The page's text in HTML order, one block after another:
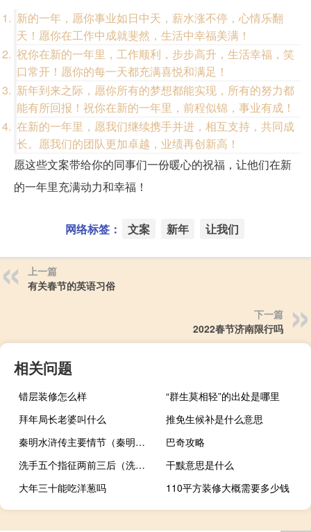
新的一年，愿你事业如日中天，薪水涨不停，心情乐翻
天！愿你在工作中成就斐然，生活中幸福美满！
祝你在新的一年里，工作顺利，步步高升，生活幸福，笑
口常开！愿你的每一天都充满喜悦和满足！
新年到来之际，愿你所有的梦想都能实现，所有的努力都
能有所回报！祝你在新的一年里，前程似锦，事业有成！
在新的一年里，愿我们继续携手并进，相互支持，共同成
长。愿我们的团队更加卓越，业绩再创新高！
愿这些文案带给你的同事们一份暖心的祝福，让他们在新
的一年里充满动力和幸福！
网络标签： 文案 新年 让我们
上一篇
有关春节的英语习俗
下一篇
2022春节济南限行吗
相关问题
错层装修怎么样
“群生莫相轻”的出处是哪里
拜年局长老婆叫什么
推免生候补是什么意思
秦明水浒传主要情节（秦明水浒传）
巴奇攻略
洗手五个指征两前三后（洗手指征两前三后）
干黩意思是什么
大年三十能吃洋葱吗
110平方装修大概需要多少钱